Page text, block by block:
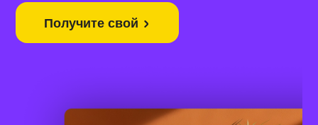
Получите свой